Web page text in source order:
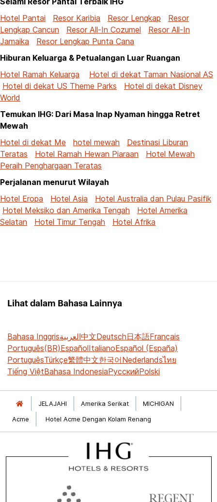
Hotel Pantai
Resor Karibia Resor Lengkap
Resor
Lengkap Cancun
Resor All-In Cozumel
Resor All-In
Jamaika
Resor Lengkap Punta Cana
Hiburan Keluarga & Petualangan Luar Ruangan
Hotel Ramah Keluarga
Hotel di dekat Taman Nasional AS
Hotel di dekat US Theme Parks
Hotel di dekat Disney
World
Temukan IHG: Dari Masa Inap Nyaman hingga Retret
Mewah
Hotel di dekat Me
hotel mewah
Destinasi Liburan
Teratas
Hotel Ramah Hewan Piaraan
Hotel Mewah
Peraih Penghargaan Teratas
Perjalanan menurut Wilayah
Hotel Eropa
Hotel Asia
Hotel Australia dan Pulau Pasifik
Hotel Meksiko dan Amerika Tengah
Hotel Amerika
Selatan
Hotel Timur Tengah Hotel Afrika
Lihat dalam Bahasa Lainnya
Bahasa Inggrisالعربية中文Deutsch日本語Français
Português(BR)EspañolItalianoEspañol (España)
PortuguêsTürkçe繁體中文한국어Nederlandsไทย
Tiếng ViệtBahasa IndonesiaРусскийPolski
JELAJAHI Amerika Serikat
MICHIGAN
Acme
Hotel Acme Dengan Kolam Renang